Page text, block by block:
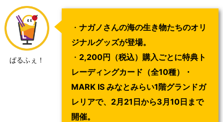
ぱるふぇ！
・ ナガノさんの海の生き物たちのオリ
ジナルグッズが登場。
・ 2,200円（税込）購入ごとに特典ト
レーディングカード（全10種）・
MARK IS みなとみらい1階グランドガ
レリアで、2月21日から3月10日まで
開催。